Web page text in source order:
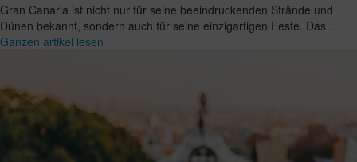
Gran Canaria ist nicht nur für seine beeindruckenden Strände und
Dünen bekannt, sondern auch für seine einzigartigen Feste. Das …
Ganzen artikel lesen